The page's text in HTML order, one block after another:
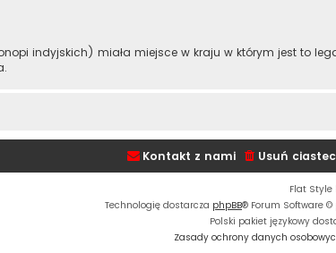
indyjskich) miała miejsce w kraju w którym jest to
Usuń
Kontakt z nami
Flat Style
Technologię dostarcza phpBB® Forum Software ©
Polski pakiet językowy
Zasady ochrony danych